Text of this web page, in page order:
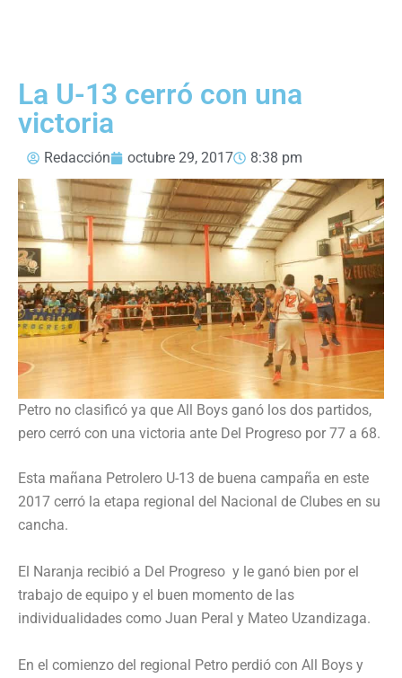
La U-13 cerró con una
victoria
Redacción octubre 29, 2017 8:38 pm
Petro no clasificó ya que All Boys ganó los dos partidos,
pero cerró con una victoria ante Del Progreso por 77 a 68.
Esta mañana Petrolero U-13 de buena campaña en este
2017 cerró la etapa regional del Nacional de Clubes en su
cancha.
El Naranja recibió a Del Progreso y le ganó bien por el
trabajo de equipo y el buen momento de las
individualidades como Juan Peral y Mateo Uzandizaga.
En el comienzo del regional Petro perdió con All Boys y